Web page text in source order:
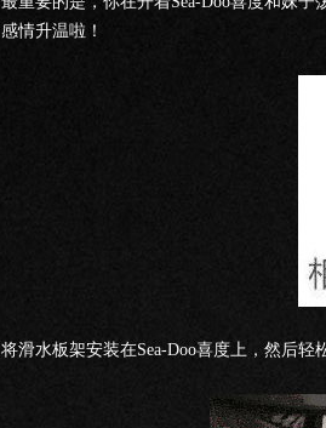
感情升温啦！
将滑水板架安装在Sea-Doo喜度上，然后